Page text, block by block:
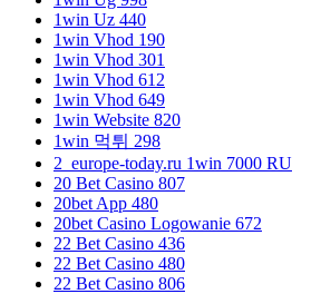
1win Uz 440
1win Vhod 190
1win Vhod 301
1win Vhod 612
1win Vhod 649
1win Website 820
1win 먹튀 298
2_europe-today.ru 1win 7000 RU
20 Bet Casino 807
20bet App 480
20bet Casino Logowanie 672
22 Bet Casino 436
22 Bet Casino 480
22 Bet Casino 806